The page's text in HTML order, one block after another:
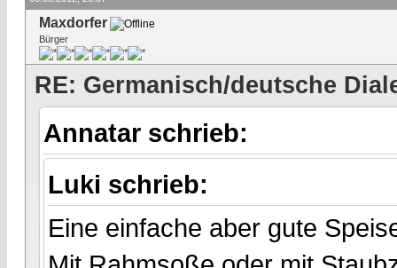
Maxdorfer
Bürger
RE: Germanisch/deutsche
Annatar schrieb:
Luki schrieb:
Eine einfache aber gute